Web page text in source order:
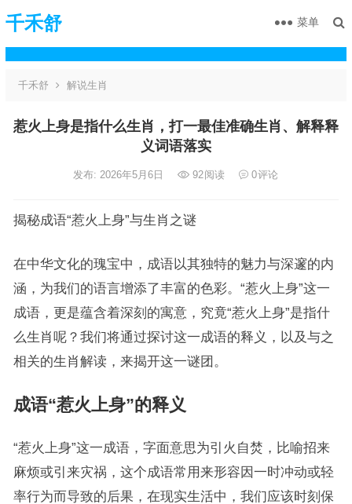
千禾舒 菜单
千禾舒 解说生肖
惹火上身是指什么生肖，打一最佳准确生肖、解释释
义词语落实
发布: 2026年5月6日 92阅读 0评论
揭秘成语“惹火上身”与生肖之谜
在中华文化的瑰宝中，成语以其独特的魅力与深邃的内
涵，为我们的语言增添了丰富的色彩。“惹火上身”这一
成语，更是蕴含着深刻的寓意，究竟“惹火上身”是指什
么生肖呢？我们将通过探讨这一成语的释义，以及与之
相关的生肖解读，来揭开这一谜团。
成语“惹火上身”的释义
“惹火上身”这一成语，字面意思为引火自焚，比喻招来
麻烦或引来灾祸，这个成语常用来形容因一时冲动或轻
率行为而导致的后果，在现实生活中，我们应该时刻保